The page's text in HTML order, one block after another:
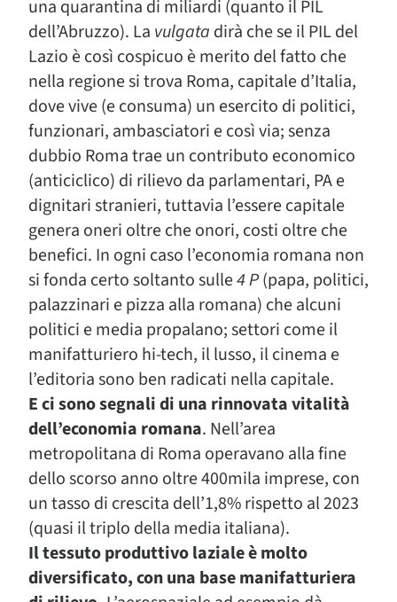
una quarantina di miliardi (quanto il PIL
dell’Abruzzo). La vulgata dirà che se il PIL del
Lazio è così cospicuo è merito del fatto che
nella regione si trova Roma, capitale d’Italia,
dove vive (e consuma) un esercito di politici,
funzionari, ambasciatori e così via; senza
dubbio Roma trae un contributo economico
(anticiclico) di rilievo da parlamentari, PA e
dignitari stranieri, tuttavia l’essere capitale
genera oneri oltre che onori, costi oltre che
benefici. In ogni caso l’economia romana non
si fonda certo soltanto sulle4 P(papa, politici,
palazzinari e pizza alla romana) che alcuni
politici e media propalano; settori come il
manifatturiero hi-tech, il lusso, il cinema e
l’editoria sono ben radicati nella capitale.
E ci sono segnali di una rinnovata vitalità
dell’economia romana. Nell’area
metropolitana di Roma operavano alla fine
dello scorso anno oltre 400mila imprese, con
un tasso di crescita dell’1,8% rispetto al 2023
(quasi il triplo della media italiana).
Il tessuto produttivo laziale è molto
diversificato, con una base manifatturiera